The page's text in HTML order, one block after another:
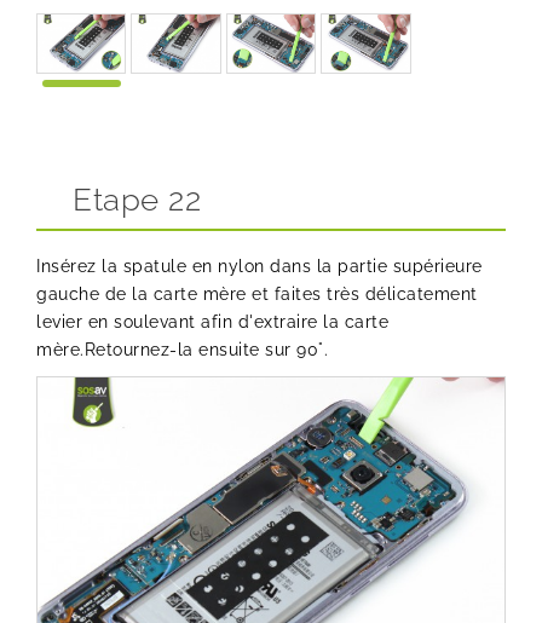
Etape 22
Insérez la spatule en nylon dans la partie supérieure
gauche de la carte mère et faites très délicatement
levier en soulevant afin d'extraire la carte
mère.Retournez-la ensuite sur 90°.